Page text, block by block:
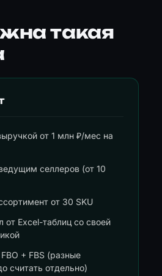
такая
от 1 млн ₽/мес на
селлеров (от 10
от 30 SKU
от Excel-таблиц со своей
+ FBS (разные
считать отдельно)